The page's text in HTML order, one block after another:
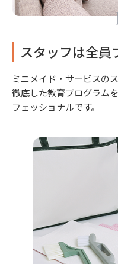
スタッフは全員
ミニメイド・サービスの
徹底した教育プログラム
フェッショナルです。